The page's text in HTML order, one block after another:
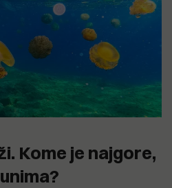
Kome je najgore,